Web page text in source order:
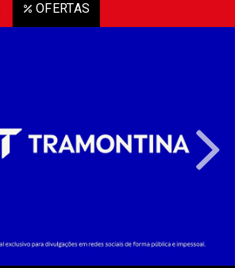
OFERTAS